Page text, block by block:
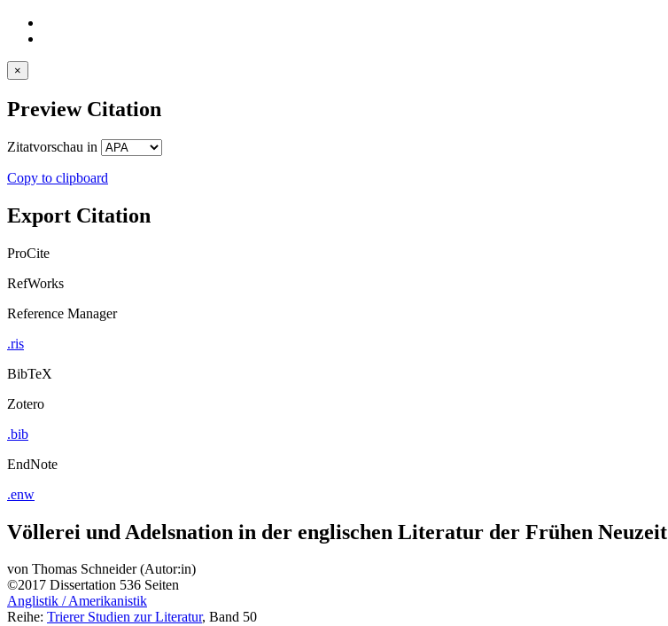
×
Preview Citation
Zitatvorschau in
Copy to clipboard
Export Citation
ProCite
RefWorks
Reference Manager
.ris
BibTeX
Zotero
.bib
EndNote
.enw
Völlerei und Adelsnation in der englischen Literatur der Frühen Neuzeit
von Thomas Schneider (Autor:in)
©2017 Dissertation 536 Seiten
Anglistik / Amerikanistik
Reihe: Trierer Studien zur Literatur, Band 50